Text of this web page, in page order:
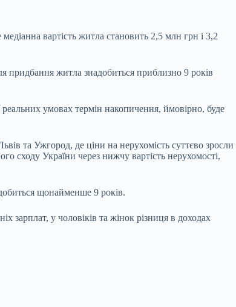
вартість житла становить 2,5 млн грн і 3,2
придбання житла знадобиться приблизно 9 років
умовах термін накопичення, ймовірно, буде
та Ужгород, де ціни на нерухомість суттєво зросли
сходу України через нижчу вартість нерухомості,
щонайменше 9 років.
зарплат, у чоловіків та жінок різниця в доходах